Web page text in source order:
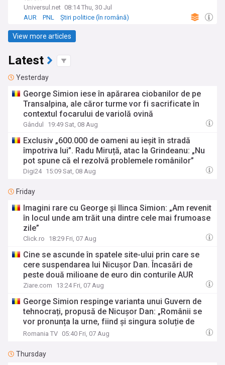
Universul.net 08:14 Thu, 30 Jul
AUR
PNL Știri politice (în română)
View more articles
Latest
Yesterday
George Simion iese în apărarea ciobanilor de pe
Transalpina, ale căror turme vor fi sacrificate în
contextul focarului de variolă ovină
Gândul 19:49 Sat, 08 Aug
Exclusiv „600.000 de oameni au ieșit în stradă
împotriva lui”. Radu Miruță, atac la Grindeanu: „Nu
pot spune că el rezolvă problemele românilor”
Digi24 15:09 Sat, 08 Aug
Friday
Imagini rare cu George și Ilinca Simion: „Am revenit
în locul unde am trăit una dintre cele mai frumoase
zile”
Click.ro 18:29 Fri, 07 Aug
Cine se ascunde în spatele site-ului prin care se
cere suspendarea lui Nicușor Dan. Încasări de
peste două milioane de euro din conturile AUR
Ziare.com 13:24 Fri, 07 Aug
George Simion respinge varianta unui Guvern de
tehnocrați, propusă de Nicușor Dan: „Românii se
vor pronunța la urne, fiind și singura soluție de
ieșire din criză”
Romania TV 05:40 Fri, 07 Aug
Thursday